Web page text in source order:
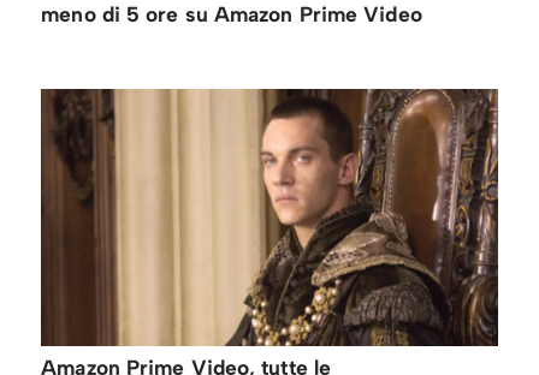
meno di 5 ore su Amazon Prime Video
Amazon Prime Video, tutte le